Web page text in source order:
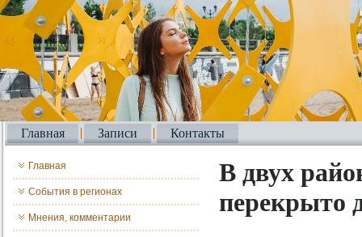
Главная Записи Контакты
Главная
События в регионах
Мнения, комментарии
В двух
перекрыто